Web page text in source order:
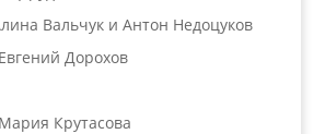
Вальчук и Антон Недоцуков
Дорохов
Крутасова